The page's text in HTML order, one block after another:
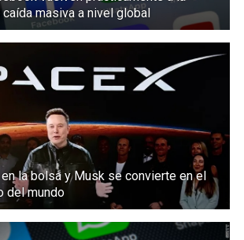
masiva a nivel global
la bolsa y Musk se convierte en el
del mundo